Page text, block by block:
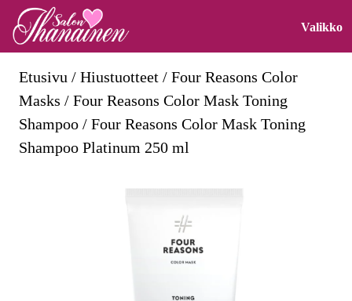
Skip
content
Valikko
Etusivu / Hiustuotteet / Four Reasons Color
Masks / Four Reasons Color Mask Toning
Shampoo / Four Reasons Color Mask Toning
Shampoo Platinum 250 ml